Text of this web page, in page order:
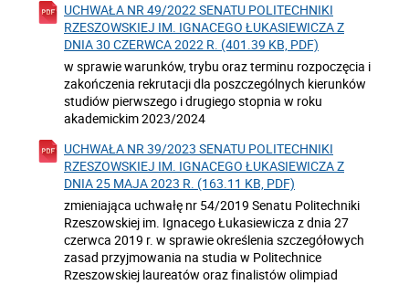
UCHWAŁA NR 49/2022 SENATU POLITECHNIKI
RZESZOWSKIEJ IM. IGNACEGO ŁUKASIEWICZA Z
DNIA 30 CZERWCA 2022 R. (401.39 KB, PDF)
w sprawie warunków, trybu oraz terminu rozpoczęcia i
zakończenia rekrutacji dla poszczególnych kierunków
studiów pierwszego i drugiego stopnia w roku
akademickim 2023/2024
UCHWAŁA NR 39/2023 SENATU POLITECHNIKI
RZESZOWSKIEJ IM. IGNACEGO ŁUKASIEWICZA Z
DNIA 25 MAJA 2023 R. (163.11 KB, PDF)
zmieniająca uchwałę nr 54/2019 Senatu Politechniki
Rzeszowskiej im. Ignacego Łukasiewicza z dnia 27
czerwca 2019 r. w sprawie określenia szczegółowych
zasad przyjmowania na studia w Politechnice
Rzeszowskiej laureatów oraz finalistów olimpiad